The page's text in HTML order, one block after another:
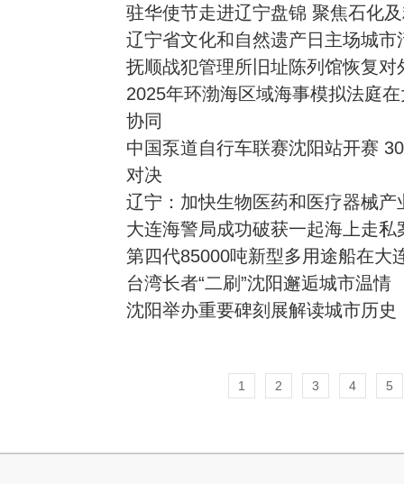
驻华使节走进辽宁盘锦 聚焦石化
辽宁省文化和自然遗产日主场城市
抚顺战犯管理所旧址陈列馆恢复对
2025年环渤海区域海事模拟法庭
协同
中国泵道自行车联赛沈阳站开赛
对决
辽宁：加快生物医药和医疗器械产
大连海警局成功破获一起海上走私
第四代85000吨新型多用途船在大
台湾长者“二刷”沈阳邂逅城市温情
沈阳举办重要碑刻展解读城市历史
1 2 3 4 5